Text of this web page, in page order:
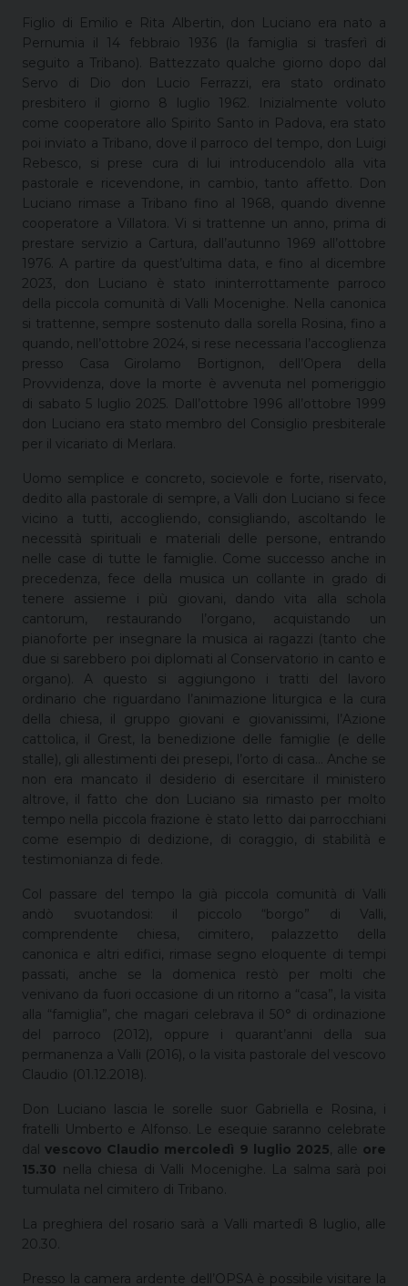
Figlio di Emilio e Rita Albertin, don Luciano era nato a
Pernumia il 14 febbraio 1936 (la famiglia si trasferì di
seguito a Tribano). Battezzato qualche giorno dopo dal
Servo di Dio don Lucio Ferrazzi, era stato ordinato
presbitero il giorno 8 luglio 1962. Inizialmente voluto
come cooperatore allo Spirito Santo in Padova, era stato
poi inviato a Tribano, dove il parroco del tempo, don Luigi
Rebesco, si prese cura di lui introducendolo alla vita
pastorale e ricevendone, in cambio, tanto affetto. Don
Luciano rimase a Tribano fino al 1968, quando divenne
cooperatore a Villatora. Vi si trattenne un anno, prima di
prestare servizio a Cartura, dall’autunno 1969 all’ottobre
1976. A partire da quest’ultima data, e fino al dicembre
2023, don Luciano è stato ininterrottamente parroco
della piccola comunità di Valli Mocenighe. Nella canonica
si trattenne, sempre sostenuto dalla sorella Rosina, fino a
quando, nell’ottobre 2024, si rese necessaria l’accoglienza
presso Casa Girolamo Bortignon, dell’Opera della
Provvidenza, dove la morte è avvenuta nel pomeriggio
di sabato 5 luglio 2025. Dall’ottobre 1996 all’ottobre 1999
don Luciano era stato membro del Consiglio presbiterale
per il vicariato di Merlara.
Uomo semplice e concreto, socievole e forte, riservato,
dedito alla pastorale di sempre, a Valli don Luciano si fece
vicino a tutti, accogliendo, consigliando, ascoltando le
necessità spirituali e materiali delle persone, entrando
nelle case di tutte le famiglie. Come successo anche in
precedenza, fece della musica un collante in grado di
tenere assieme i più giovani, dando vita alla schola
cantorum, restaurando l’organo, acquistando un
pianoforte per insegnare la musica ai ragazzi (tanto che
due si sarebbero poi diplomati al Conservatorio in canto e
organo). A questo si aggiungono i tratti del lavoro
ordinario che riguardano l’animazione liturgica e la cura
della chiesa, il gruppo giovani e giovanissimi, l’Azione
cattolica, il Grest, la benedizione delle famiglie (e delle
stalle), gli allestimenti dei presepi, l’orto di casa… Anche se
non era mancato il desiderio di esercitare il ministero
altrove, il fatto che don Luciano sia rimasto per molto
tempo nella piccola frazione è stato letto dai parrocchiani
come esempio di dedizione, di coraggio, di stabilità e
testimonianza di fede.
Col passare del tempo la già piccola comunità di Valli
andò svuotandosi: il piccolo “borgo” di Valli,
comprendente chiesa, cimitero, palazzetto della
canonica e altri edifici, rimase segno eloquente di tempi
passati, anche se la domenica restò per molti che
venivano da fuori occasione di un ritorno a “casa”, la visita
alla “famiglia”, che magari celebrava il 50° di ordinazione
del parroco (2012), oppure i quarant’anni della sua
permanenza a Valli (2016), o la visita pastorale del vescovo
Claudio (01.12.2018).
Don Luciano lascia le sorelle suor Gabriella e Rosina, i
fratelli Umberto e Alfonso. Le esequie saranno celebrate
dalvescovo Claudio mercoledì 9 luglio 2025, alle ore
15.30 nella chiesa di Valli Mocenighe. La salma sarà poi
tumulata nel cimitero di Tribano.
La preghiera del rosario sarà a Valli martedì 8 luglio, alle
20.30.
Presso la camera ardente dell’OPSA è possibile visitare la